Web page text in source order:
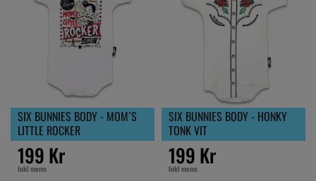
SIX BUNNIES BODY - MOM´S
LITTLE ROCKER
199 Kr
Inkl moms
SIX BUNNIES BODY - HONKY
TONK VIT
199 Kr
Inkl moms